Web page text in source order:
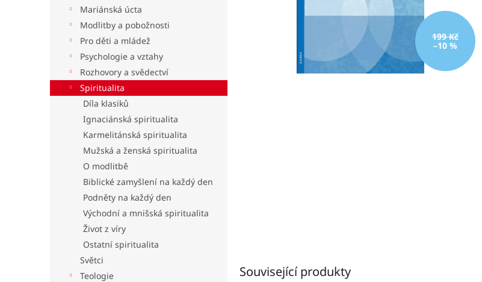
Mariánská úcta
Modlitby a pobožnosti
Pro děti a mládež
Psychologie a vztahy
Rozhovory a svědectví
Spiritualita
Díla klasiků
Ignaciánská spiritualita
Karmelitánská spiritualita
Mužská a ženská spiritualita
O modlitbě
Biblické zamyšlení na každý den
Podněty na každý den
Východní a mnišská spiritualita
Život z víry
Ostatní spiritualita
Světci
Teologie
199 Kč
–10 %
Související produkty